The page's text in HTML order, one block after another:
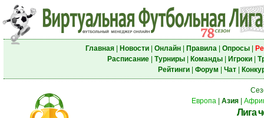
Главная| Новости| Онлайн| Правила| Опросы|
Расписание| Турниры| Команды| Игроки|
Рейтинги| Форум Чат|
Европа
Азия
Лига